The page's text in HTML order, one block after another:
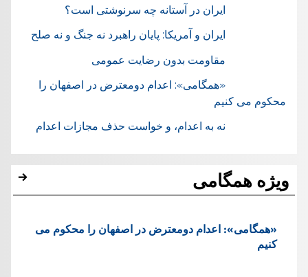
ایران در آستانه چه سرنوشتی است؟
ایران و آمریکا: پایان راهبرد نه جنگ و نه صلح
مقاومت بدون رضایت عمومی
«همگامی»: اعدام دومعترض در اصفهان را
محکوم می کنیم
نه به اعدام، و خواست حذف مجازات اعدام
ویژه همگامی
«همگامی»: اعدام دومعترض در اصفهان را محکوم می
کنیم